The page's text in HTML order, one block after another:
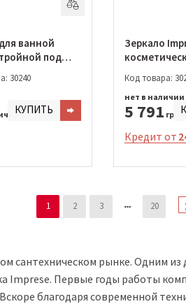
сантехническом рынке. Одним
Imprese. Первые годы работы
благодаря современной
ванной
под
30240
КУПИТЬ
Зеркало
Код товара:
5 791 грн.
нет в наличии
Кредит от
1 2 3 20